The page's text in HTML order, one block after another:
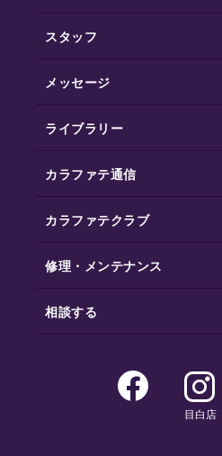
スタッフ
メッセージ
ライブラリー
カラファテ通信
カラファテクラブ
修理・メンテナンス
相談する
目白店